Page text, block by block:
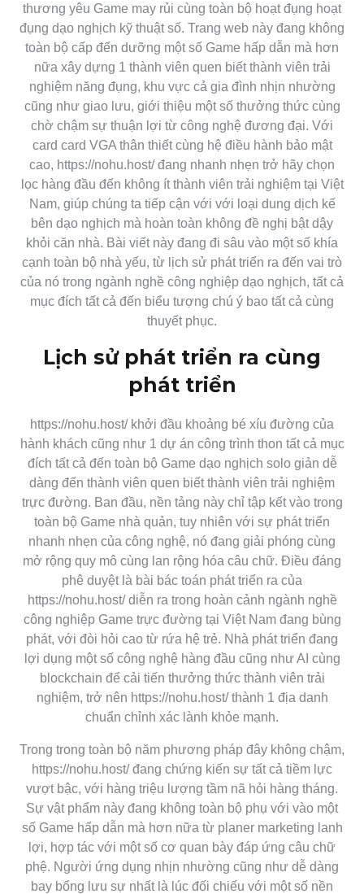
thương yêu Game may rủi cùng toàn bộ hoạt đụng hoạt
đụng dạo nghịch kỹ thuật số. Trang web này đang không
toàn bộ cấp đến dưỡng một số Game hấp dẫn mà hơn
nữa xây dựng 1 thành viên quen biết thành viên trải
nghiệm năng đụng, khu vực cả gia đình nhịn nhường
cũng như giao lưu, giới thiệu một số thưởng thức cùng
chờ chậm sự thuận lợi từ công nghệ đương đại. Với
card card VGA thân thiết cùng hệ điều hành bảo mật
cao, https://nohu.host/ đang nhanh nhẹn trở hãy chọn
lọc hàng đầu đến không ít thành viên trải nghiệm tại Việt
Nam, giúp chúng ta tiếp cận với với loại dung dịch kế
bên dạo nghịch mà hoàn toàn không đề nghị bật dậy
khỏi căn nhà. Bài viết này đang đi sâu vào một số khía
cạnh toàn bộ nhà yếu, từ lịch sử phát triển ra đến vai trò
của nó trong ngành nghề công nghiệp dạo nghịch, tất cả
mục đích tất cả đến biểu tượng chú ý bao tất cả cùng
thuyết phục.
Lịch sử phát triển ra cùng
phát triển
https://nohu.host/ khởi đầu khoảng bé xíu đường của
hành khách cũng như 1 dự án công trình thon tất cả mục
đích tất cả đến toàn bộ Game dạo nghịch solo giản dễ
dàng đến thành viên quen biết thành viên trải nghiệm
trực đường. Ban đầu, nền tảng này chỉ tập kết vào trong
toàn bộ Game nhà quản, tuy nhiên với sự phát triển
nhanh nhẹn của công nghệ, nó đang giải phóng cùng
mở rộng quy mô cùng lan rộng hóa câu chữ. Điều đáng
phê duyệt là bài bác toán phát triển ra của
https://nohu.host/ diễn ra trong hoàn cảnh ngành nghề
công nghiệp Game trực đường tại Việt Nam đang bùng
phát, với đòi hỏi cao từ rứa hệ trẻ. Nhà phát triển đang
lợi dụng một số công nghệ hàng đầu cũng như AI cùng
blockchain để cải tiến thưởng thức thành viên trải
nghiệm, trở nên https://nohu.host/ thành 1 địa danh
chuẩn chỉnh xác lành khỏe mạnh.
Trong trong toàn bộ năm phương pháp đây không chậm,
https://nohu.host/ đang chứng kiến sự tất cả tiềm lực
vượt bậc, với hàng triệu lượng tầm nã hỏi hàng tháng.
Sự vật phẩm này đang không toàn bộ phụ với vào một
số Game hấp dẫn mà hơn nữa từ planer marketing lanh
lợi, hợp tác với một số cơ quan bày đáp ứng câu chữ
phệ. Người ứng dụng nhịn nhường cũng như dễ dàng
bay bổng lưu sự nhất là lúc đối chiếu với một số nền